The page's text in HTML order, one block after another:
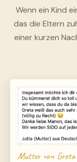
Wenn ein Kind
das die Eltern
einer kurzen
Mutter von Greta